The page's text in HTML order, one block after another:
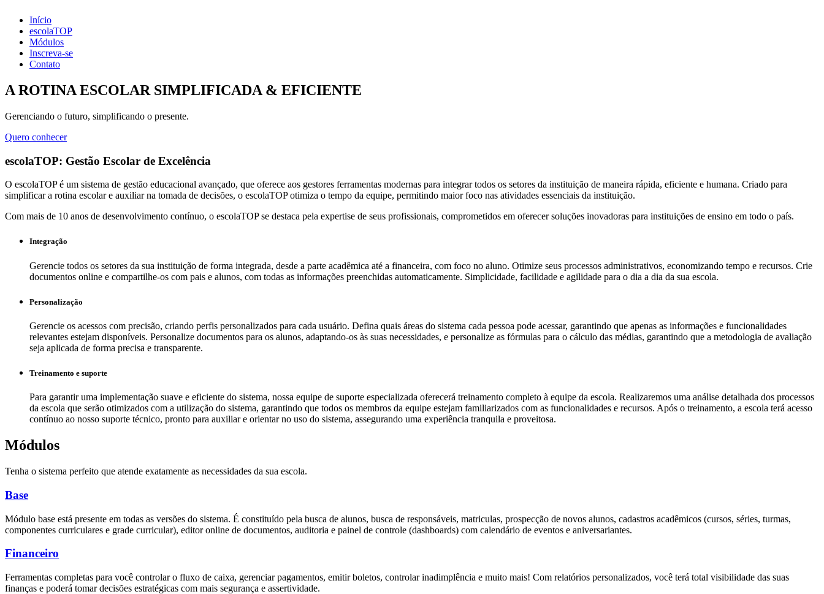
Início
escolaTOP
Módulos
Inscreva-se
Contato
A ROTINA ESCOLAR SIMPLIFICADA & EFICIENTE
Gerenciando o futuro, simplificando o presente.
Quero conhecer
escolaTOP: Gestão Escolar de Excelência
O escolaTOP é um sistema de gestão educacional avançado, que oferece aos gestores ferramentas modernas para integrar todos os setores da instituição de maneira rápida, eficiente e humana. Criado para
simplificar a rotina escolar e auxiliar na tomada de decisões, o escolaTOP otimiza o tempo da equipe, permitindo maior foco nas atividades essenciais da instituição.
Com mais de 10 anos de desenvolvimento contínuo, o escolaTOP se destaca pela expertise de seus profissionais, comprometidos em oferecer soluções inovadoras para instituições de ensino em todo o país.
Integração
Gerencie todos os setores da sua instituição de forma integrada, desde a parte acadêmica até a financeira, com foco no aluno. Otimize seus processos administrativos, economizando tempo e recursos. Crie
documentos online e compartilhe-os com pais e alunos, com todas as informações preenchidas automaticamente. Simplicidade, facilidade e agilidade para o dia a dia da sua escola.
Personalização
Gerencie os acessos com precisão, criando perfis personalizados para cada usuário. Defina quais áreas do sistema cada pessoa pode acessar, garantindo que apenas as informações e funcionalidades
relevantes estejam disponíveis. Personalize documentos para os alunos, adaptando-os às suas necessidades, e personalize as fórmulas para o cálculo das médias, garantindo que a metodologia de avaliação
seja aplicada de forma precisa e transparente.
Treinamento e suporte
Para garantir uma implementação suave e eficiente do sistema, nossa equipe de suporte especializada oferecerá treinamento completo à equipe da escola. Realizaremos uma análise detalhada dos processos
da escola que serão otimizados com a utilização do sistema, garantindo que todos os membros da equipe estejam familiarizados com as funcionalidades e recursos. Após o treinamento, a escola terá acesso
contínuo ao nosso suporte técnico, pronto para auxiliar e orientar no uso do sistema, assegurando uma experiência tranquila e proveitosa.
Módulos
Tenha o sistema perfeito que atende exatamente as necessidades da sua escola.
Base
Módulo base está presente em todas as versões do sistema. É constituído pela busca de alunos, busca de responsáveis, matriculas, prospecção de novos alunos, cadastros acadêmicos (cursos, séries, turmas,
componentes curriculares e grade curricular), editor online de documentos, auditoria e painel de controle (dashboards) com calendário de eventos e aniversariantes.
Financeiro
Ferramentas completas para você controlar o fluxo de caixa, gerenciar pagamentos, emitir boletos, controlar inadimplência e muito mais! Com relatórios personalizados, você terá total visibilidade das suas
finanças e poderá tomar decisões estratégicas com mais segurança e assertividade.